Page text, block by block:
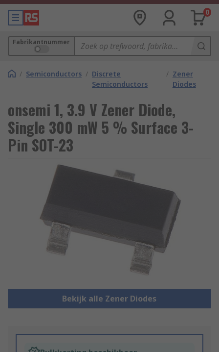
0
Fabrikantnummer
/ Semiconductors / Discrete
Semiconductors
/ Zener
Diodes
onsemi 1, 3.9 V Zener Diode,
Single 300 mW 5 % Surface 3-
Pin SOT-23
Bekijk alle Zener Diodes